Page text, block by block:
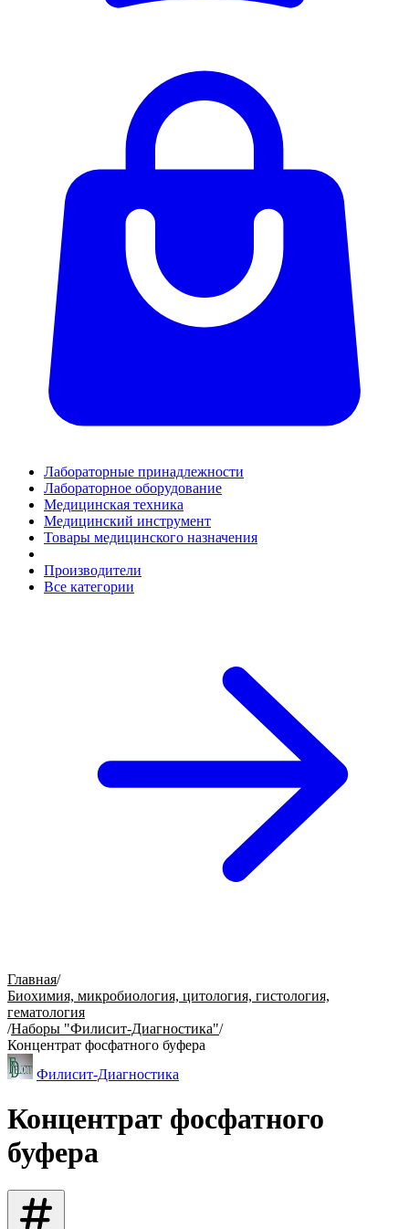
Лабораторные принадлежности
Лабораторное оборудование
Медицинская техника
Медицинский инструмент
Товары медицинского назначения
Производители
Все категории
Главная/
Биохимия, микробиология, цитология, гистология,
гематология
/Наборы "Филисит-Диагностика"/
Концентрат фосфатного буфера
Филисит-Диагностика
Концентрат фосфатного
буфера